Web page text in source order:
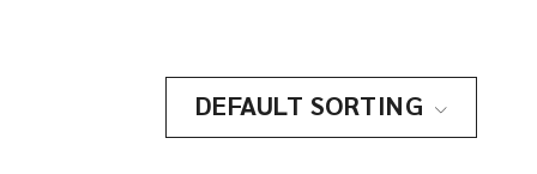
DEFAULT SORTING